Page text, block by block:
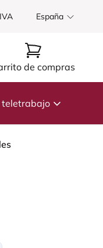
España
de compras
teletrabajo